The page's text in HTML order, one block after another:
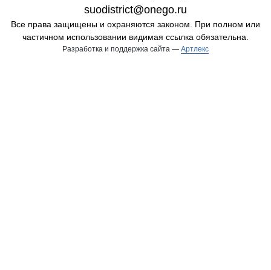
suodistrict@onego.ru
Все права защищены и охраняются законом. При полном или
частичном использовании видимая ссылка обязательна.
Разработка и поддержка сайта — Артлекс